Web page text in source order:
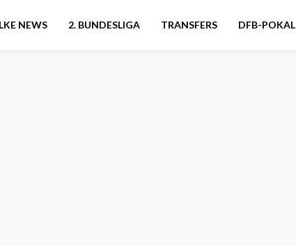
NEWS 2. BUNDESLIGA TRANSFERS DFB-POKAL